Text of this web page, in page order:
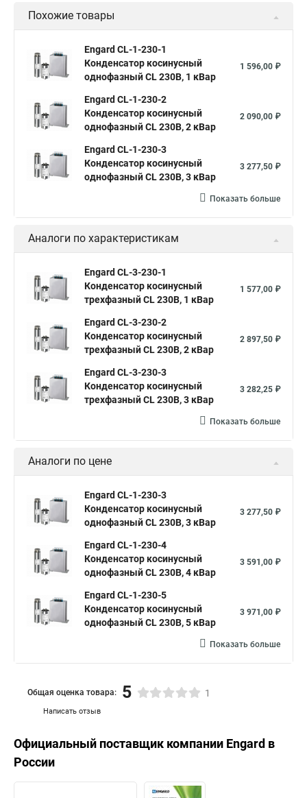
Похожие товары
Engard CL-1-230-1
Конденсатор косинусный
однофазный CL 230В, 1 кВар
1 596,00 ₽
Engard CL-1-230-2
Конденсатор косинусный
однофазный CL 230В, 2 кВар
2 090,00 ₽
Engard CL-1-230-3
Конденсатор косинусный
однофазный CL 230В, 3 кВар
3 277,50 ₽
Показать больше
Аналоги по характеристикам
Engard CL-3-230-1
Конденсатор косинусный
трехфазный CL 230В, 1 кВар
1 577,00 ₽
Engard CL-3-230-2
Конденсатор косинусный
трехфазный CL 230В, 2 кВар
2 897,50 ₽
Engard CL-3-230-3
Конденсатор косинусный
трехфазный CL 230В, 3 кВар
3 282,25 ₽
Показать больше
Аналоги по цене
Engard CL-1-230-3
Конденсатор косинусный
однофазный CL 230В, 3 кВар
3 277,50 ₽
Engard CL-1-230-4
Конденсатор косинусный
однофазный CL 230В, 4 кВар
3 591,00 ₽
Engard CL-1-230-5
Конденсатор косинусный
однофазный CL 230В, 5 кВар
3 971,00 ₽
Показать больше
Написать отзыв
Общая оценка товара: 5 1
Официальный поставщик компании Engard в
России